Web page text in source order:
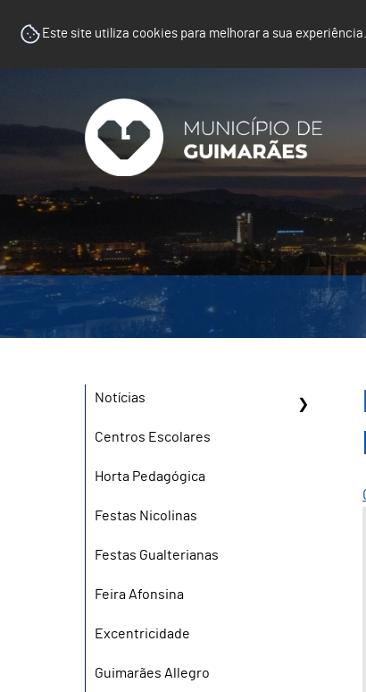
Este site utiliza cookies para melhorar a sua experiência.
Notícias
Centros Escolares
Horta Pedagógica
Festas Nicolinas
Festas Gualterianas
Feira Afonsina
Excentricidade
Guimarães Allegro